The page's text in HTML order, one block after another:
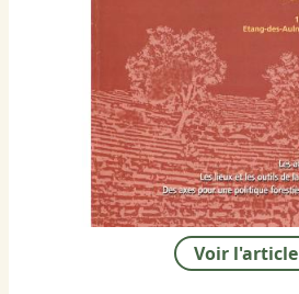
Voir l'article